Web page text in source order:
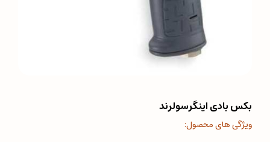
بکس بادی اینگرسولرند
ویژگی های محصول: